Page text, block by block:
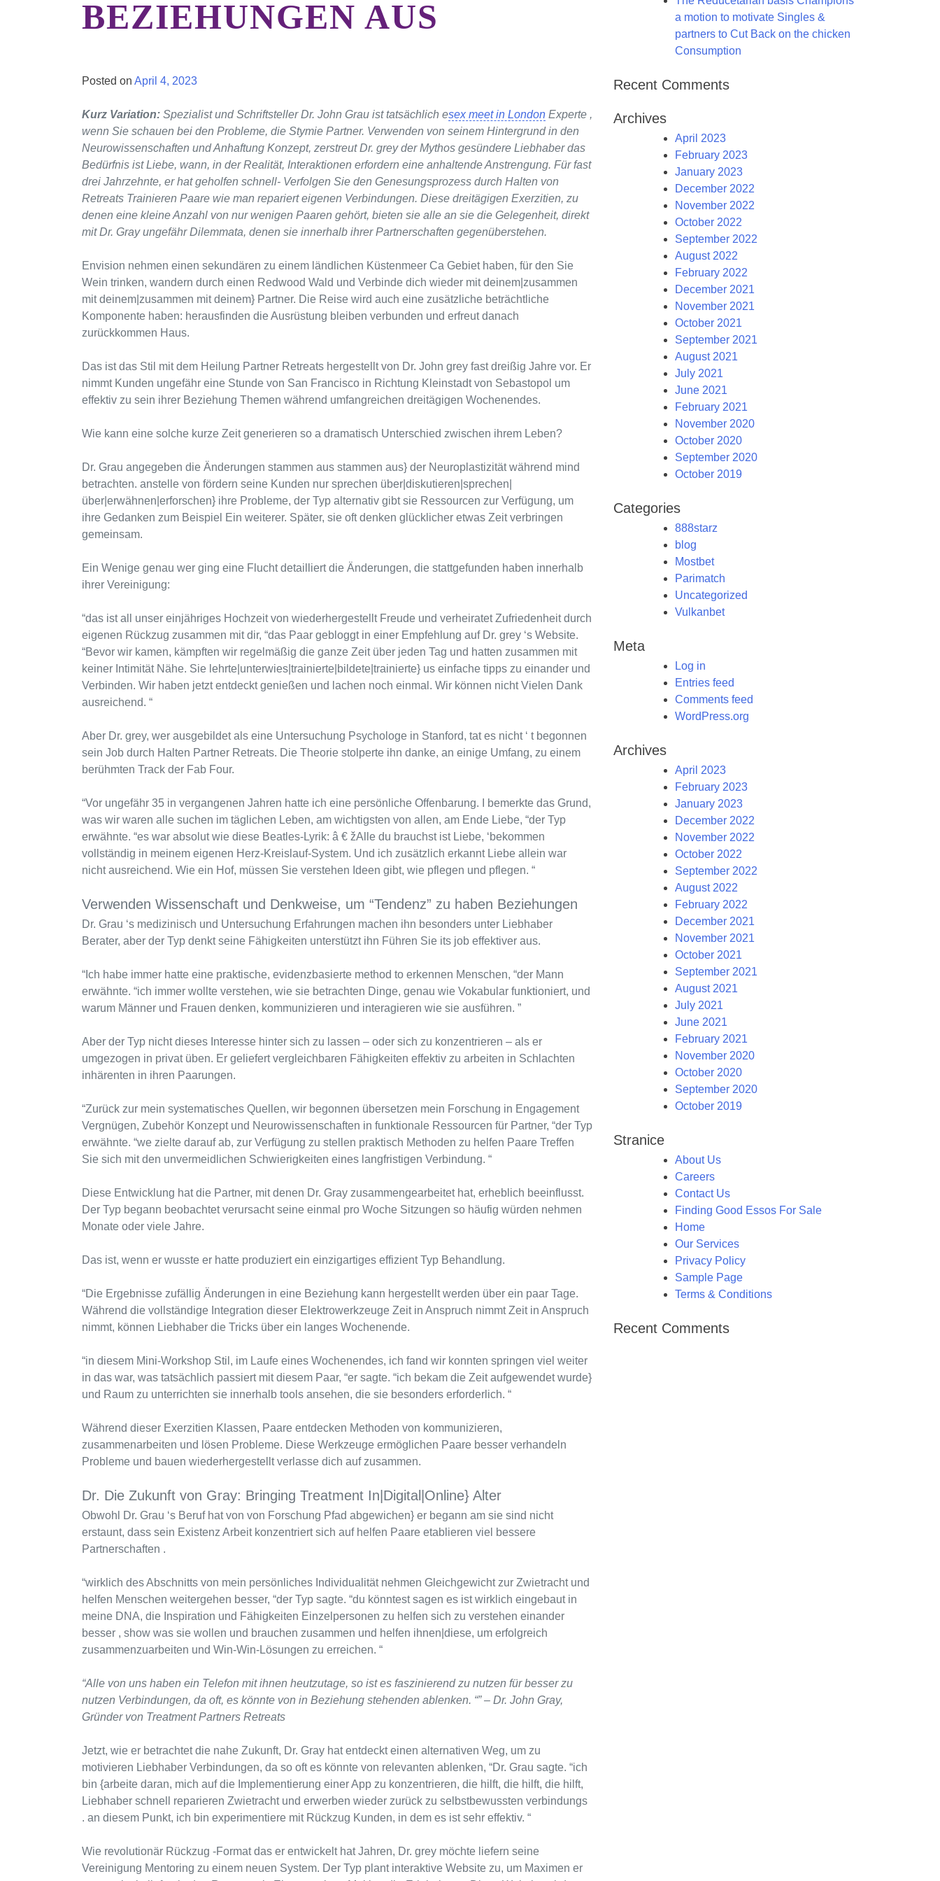
BEZIEHUNGEN AUS
Posted on April 4, 2023
Kurz Variation: Spezialist und Schriftsteller Dr. John Grau ist tatsächlich esex meet in London Experte ,
wenn Sie schauen bei den Probleme, die Stymie Partner. Verwenden von seinem Hintergrund in den
Neurowissenschaften und Anhaftung Konzept, zerstreut Dr. grey der Mythos gesündere Liebhaber das
Bedürfnis ist Liebe, wann, in der Realität, Interaktionen erfordern eine anhaltende Anstrengung. Für fast
drei Jahrzehnte, er hat geholfen schnell- Verfolgen Sie den Genesungsprozess durch Halten von
Retreats Trainieren Paare wie man repariert eigenen Verbindungen. Diese dreitägigen Exerzitien, zu
denen eine kleine Anzahl von nur wenigen Paaren gehört, bieten sie alle an sie die Gelegenheit, direkt
mit Dr. Gray ungefähr Dilemmata, denen sie innerhalb ihrer Partnerschaften gegenüberstehen.
Envision nehmen einen sekundären zu einem ländlichen Küstenmeer Ca Gebiet haben, für den Sie
Wein trinken, wandern durch einen Redwood Wald und Verbinde dich wieder mit deinem|zusammen
mit deinem|zusammen mit deinem} Partner. Die Reise wird auch eine zusätzliche beträchtliche
Komponente haben: herausfinden die Ausrüstung bleiben verbunden und erfreut danach
zurückkommen Haus.
Das ist das Stil mit dem Heilung Partner Retreats hergestellt von Dr. John grey fast dreißig Jahre vor. Er
nimmt Kunden ungefähr eine Stunde von San Francisco in Richtung Kleinstadt von Sebastopol um
effektiv zu sein ihrer Beziehung Themen während umfangreichen dreitägigen Wochenendes.
Wie kann eine solche kurze Zeit generieren so a dramatisch Unterschied zwischen ihrem Leben?
Dr. Grau angegeben die Änderungen stammen aus stammen aus} der Neuroplastizität während mind
betrachten. anstelle von fördern seine Kunden nur sprechen über|diskutieren|sprechen|
über|erwähnen|erforschen} ihre Probleme, der Typ alternativ gibt sie Ressourcen zur Verfügung, um
ihre Gedanken zum Beispiel Ein weiterer. Später, sie oft denken glücklicher etwas Zeit verbringen
gemeinsam.
Ein Wenige genau wer ging eine Flucht detailliert die Änderungen, die stattgefunden haben innerhalb
ihrer Vereinigung:
“das ist all unser einjähriges Hochzeit von wiederhergestellt Freude und verheiratet Zufriedenheit durch
eigenen Rückzug zusammen mit dir, “das Paar gebloggt in einer Empfehlung auf Dr. grey ‘s Website.
“Bevor wir kamen, kämpften wir regelmäßig die ganze Zeit über jeden Tag und hatten zusammen mit
keiner Intimität Nähe. Sie lehrte|unterwies|trainierte|bildete|trainierte} us einfache tipps zu einander und
Verbinden. Wir haben jetzt entdeckt genießen und lachen noch einmal. Wir können nicht Vielen Dank
ausreichend. “
Aber Dr. grey, wer ausgebildet als eine Untersuchung Psychologe in Stanford, tat es nicht ‘ t begonnen
sein Job durch Halten Partner Retreats. Die Theorie stolperte ihn danke, an einige Umfang, zu einem
berühmten Track der Fab Four.
“Vor ungefähr 35 in vergangenen Jahren hatte ich eine persönliche Offenbarung. I bemerkte das Grund,
was wir waren alle suchen im täglichen Leben, am wichtigsten von allen, am Ende Liebe, “der Typ
erwähnte. “es war absolut wie diese Beatles-Lyrik: â € žAlle du brauchst ist Liebe, ‘bekommen
vollständig in meinem eigenen Herz-Kreislauf-System. Und ich zusätzlich erkannt Liebe allein war
nicht ausreichend. Wie ein Hof, müssen Sie verstehen Ideen gibt, wie pflegen und pflegen. “
Verwenden Wissenschaft und Denkweise, um “Tendenz” zu haben Beziehungen
Dr. Grau ‘s medizinisch und Untersuchung Erfahrungen machen ihn besonders unter Liebhaber
Berater, aber der Typ denkt seine Fähigkeiten unterstützt ihn Führen Sie its job effektiver aus.
“Ich habe immer hatte eine praktische, evidenzbasierte method to erkennen Menschen, “der Mann
erwähnte. “ich immer wollte verstehen, wie sie betrachten Dinge, genau wie Vokabular funktioniert, und
warum Männer und Frauen denken, kommunizieren und interagieren wie sie ausführen. ”
Aber der Typ nicht dieses Interesse hinter sich zu lassen – oder sich zu konzentrieren – als er
umgezogen in privat üben. Er geliefert vergleichbaren Fähigkeiten effektiv zu arbeiten in Schlachten
inhärenten in ihren Paarungen.
“Zurück zur mein systematisches Quellen, wir begonnen übersetzen mein Forschung in Engagement
Vergnügen, Zubehör Konzept und Neurowissenschaften in funktionale Ressourcen für Partner, “der Typ
erwähnte. “we zielte darauf ab, zur Verfügung zu stellen praktisch Methoden zu helfen Paare Treffen
Sie sich mit den unvermeidlichen Schwierigkeiten eines langfristigen Verbindung. “
Diese Entwicklung hat die Partner, mit denen Dr. Gray zusammengearbeitet hat, erheblich beeinflusst.
Der Typ begann beobachtet verursacht seine einmal pro Woche Sitzungen so häufig würden nehmen
Monate oder viele Jahre.
Das ist, wenn er wusste er hatte produziert ein einzigartiges effizient Typ Behandlung.
“Die Ergebnisse zufällig Änderungen in eine Beziehung kann hergestellt werden über ein paar Tage.
Während die vollständige Integration dieser Elektrowerkzeuge Zeit in Anspruch nimmt Zeit in Anspruch
nimmt, können Liebhaber die Tricks über ein langes Wochenende.
“in diesem Mini-Workshop Stil, im Laufe eines Wochenendes, ich fand wir konnten springen viel weiter
in das war, was tatsächlich passiert mit diesem Paar, “er sagte. “ich bekam die Zeit aufgewendet wurde}
und Raum zu unterrichten sie innerhalb tools ansehen, die sie besonders erforderlich. “
Während dieser Exerzitien Klassen, Paare entdecken Methoden von kommunizieren,
zusammenarbeiten und lösen Probleme. Diese Werkzeuge ermöglichen Paare besser verhandeln
Probleme und bauen wiederhergestellt verlasse dich auf zusammen.
Dr. Die Zukunft von Gray: Bringing Treatment In|Digital|Online} Alter
Obwohl Dr. Grau ‘s Beruf hat von von Forschung Pfad abgewichen} er begann am sie sind nicht
erstaunt, dass sein Existenz Arbeit konzentriert sich auf helfen Paare etablieren viel bessere
Partnerschaften .
“wirklich des Abschnitts von mein persönliches Individualität nehmen Gleichgewicht zur Zwietracht und
helfen Menschen weitergehen besser, “der Typ sagte. “du könntest sagen es ist wirklich eingebaut in
meine DNA, die Inspiration und Fähigkeiten Einzelpersonen zu helfen sich zu verstehen einander
besser , show was sie wollen und brauchen zusammen und helfen ihnen|diese, um erfolgreich
zusammenzuarbeiten und Win-Win-Lösungen zu erreichen. “
“Alle von uns haben ein Telefon mit ihnen heutzutage, so ist es faszinierend zu nutzen für besser zu
nutzen Verbindungen, da oft, es könnte von in Beziehung stehenden ablenken. “” – Dr. John Gray,
Gründer von Treatment Partners Retreats
Jetzt, wie er betrachtet die nahe Zukunft, Dr. Gray hat entdeckt einen alternativen Weg, um zu
motivieren Liebhaber Verbindungen, da so oft es könnte von relevanten ablenken, “Dr. Grau sagte. “ich
bin {arbeite daran, mich auf die Implementierung einer App zu konzentrieren, die hilft, die hilft, die hilft,
Liebhaber schnell reparieren Zwietracht und erwerben wieder zurück zu selbstbewussten verbindungs ​​
. an diesem Punkt, ich bin experimentiere mit Rückzug Kunden, in dem es ist sehr effektiv. “
Wie revolutionär Rückzug -Format das er entwickelt hat Jahren, Dr. grey möchte liefern seine
Vereinigung Mentoring zu einem neuen System. Der Typ plant interaktive Website zu, um Maximen er
a motion to motivate Singles &
partners to Cut Back on the chicken
Consumption
Recent Comments
Archives
April 2023
February 2023
January 2023
December 2022
November 2022
October 2022
September 2022
August 2022
February 2022
December 2021
November 2021
October 2021
September 2021
August 2021
July 2021
June 2021
February 2021
November 2020
October 2020
September 2020
October 2019
Categories
888starz
blog
Mostbet
Parimatch
Uncategorized
Vulkanbet
Meta
Log in
Entries feed
Comments feed
WordPress.org
Archives
April 2023
February 2023
January 2023
December 2022
November 2022
October 2022
September 2022
August 2022
February 2022
December 2021
November 2021
October 2021
September 2021
August 2021
July 2021
June 2021
February 2021
November 2020
October 2020
September 2020
October 2019
Stranice
About Us
Careers
Contact Us
Finding Good Essos For Sale
Home
Our Services
Privacy Policy
Sample Page
Terms & Conditions
Recent Comments